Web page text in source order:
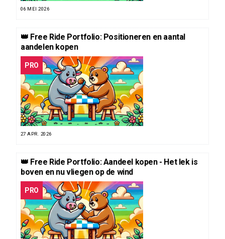
06 MEI 2026
👑 Free Ride Portfolio: Positioneren en aantal
aandelen kopen
PRO
27 APR. 2026
👑 Free Ride Portfolio: Aandeel kopen - Het lek is
boven en nu vliegen op de wind
PRO